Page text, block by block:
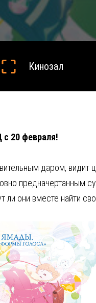
Кинозал
с 20 февраля!
даром, видит
предначертанным
ли они вместе найти